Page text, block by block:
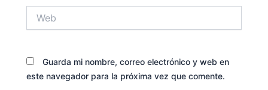
Guarda mi nombre, correo electrónico y web en
este navegador para la próxima vez que comente.